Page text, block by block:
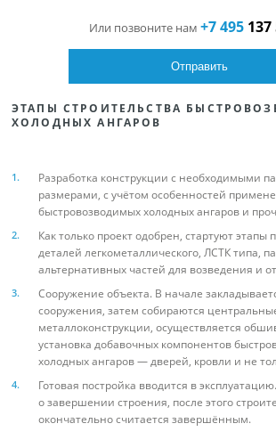
Или позвоните нам +7 495137
ЭТАПЫ СТРОИТЕЛЬСТВА
ХОЛОДНЫХ АНГАРОВ
Разработка конструкции с необходимыми
размерами, с учётом особенностей
быстровозводимых холодных ангаров и
Как только проект одобрен, стартуют этапы
деталей легкометаллического, ЛСТК типа,
альтернативных частей для возведения и
Сооружение объекта. В начале
сооружения, затем собираются
металлоконструкции, осуществляется
установка добавочных компонентов
холодных ангаров — дверей, кровли и не
Готовая постройка вводится в
о завершении строения, после этого
окончательно считается завершённым.